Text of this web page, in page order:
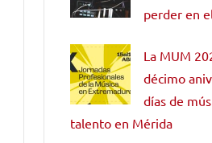
perder en
La MUM
décimo
días de
talento en Mérida